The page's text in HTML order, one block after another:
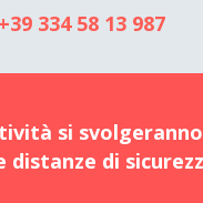
+39 334 58 13 987
si
di